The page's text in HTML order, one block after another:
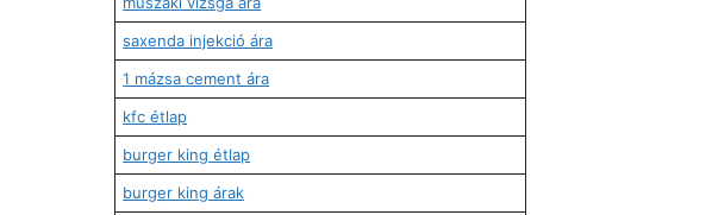
saxenda injekció ára
1 mázsa cement ára
kfc étlap
burger king étlap
burger king árak